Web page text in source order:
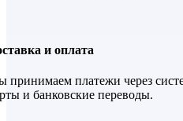
и оплата
принимаем платежи через
и банковские переводы.